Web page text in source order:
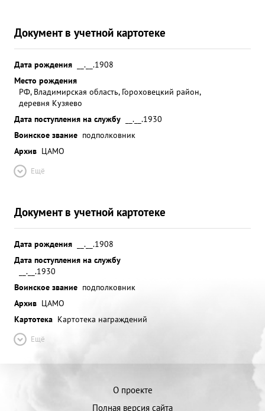
орденом "КРАСНОГО ЗНАМЕНИ". ВЫВОД: в
соответствии с указом Президиума Верховного
Совета СССР от .6.44г. о награждении орденами и
составанственно бходимой службы, тов. ЧАЛОВ
достоин правительственной награды медалью "ЗА
БОЕВЫЕ ЗАСЛУГИ" ...»
Документ в учетной картотеке
Дата рождения
__.__.1908
Место рождения
РФ, Владимирская область, Гороховецкий район,
деревня Кузяево
Дата поступления на службу
__.__.1930
Воинское звание подполковник
Архив ЦАМО
Ещё
Документ в учетной картотеке
Дата рождения
__.__.1908
Дата поступления на службу
__.__.1930
Воинское звание подполковник
Архив ЦАМО
Картотека Картотека награждений
Ещё
О проекте
Полная версия сайта